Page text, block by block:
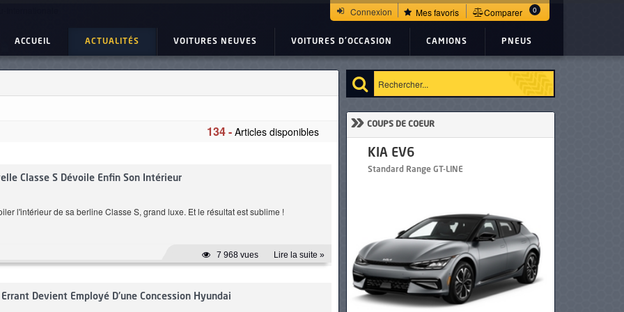
Connexion Mes favoris Comparer 0
ACCUEIL ACTUALITÉS VOITURES NEUVES VOITURES D'OCCASION CAMIONS PNEUS
134 - Articles disponibles
Classe S Dévoile Enfin Son Intérieur
l'intérieur de sa berline Classe S, grand luxe. Et le résultat est sublime !
7 968 vues Lire la suite »
Devient Employé D'une Concession Hyundai
» COUPS DE COEUR
BMW Serie 4 Gran Coupe
1.5 L CVT EX